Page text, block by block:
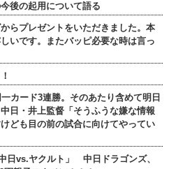
後の起用について語る
らプレゼントをいただきました。本
いです。またバッピ必要な時は言っ
カード3連勝。そのあたり含めて明日
日・井上監督「そうふうな嫌な情報
ども目の前の試合に向けてやってい
日vs.ヤクルト」 中日ドラゴンズ、